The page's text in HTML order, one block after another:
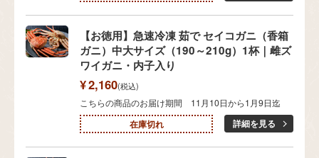
【お徳用】急速冷凍 茹で セイコガニ（香箱
ガニ）中大サイズ（190～210g）1杯｜雌ズ
ワイガニ・内子入り
¥2,160 税込
こちらの商品のお届け期間 11月10日から1月9日迄
在庫切れ 詳細を見る